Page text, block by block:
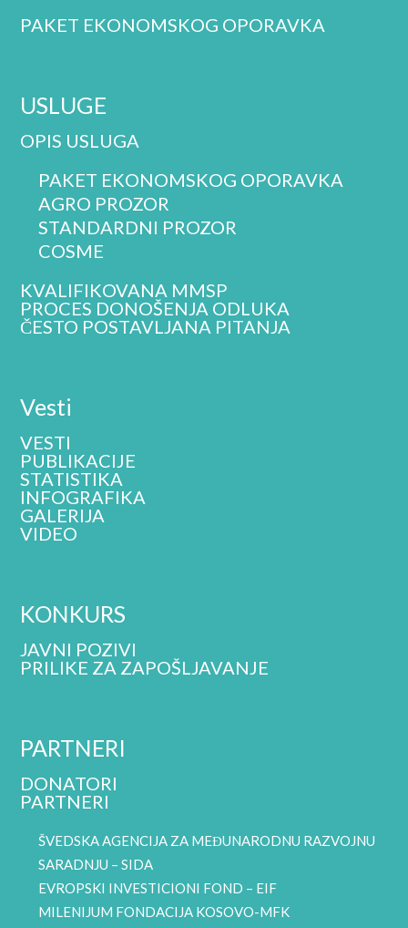
PAKET EKONOMSKOG OPORAVKA
USLUGE
OPIS USLUGA
PAKET EKONOMSKOG OPORAVKA
AGRO PROZOR
STANDARDNI PROZOR
COSME
KVALIFIKOVANA MMSP
PROCES DONOŠENJA ODLUKA
ČESTO POSTAVLJANA PITANJA
Vesti
VESTI
PUBLIKACIJE
STATISTIKA
INFOGRAFIKA
GALERIJA
VIDEO
KONKURS
JAVNI POZIVI
PRILIKE ZA ZAPOŠLJAVANJE
PARTNERI
DONATORI
PARTNERI
ŠVEDSKA AGENCIJA ZA MEĐUNARODNU RAZVOJNU
SARADNJU – SIDA
EVROPSKI INVESTICIONI FOND – EIF
MILENIJUM FONDACIJA KOSOVO-MFK